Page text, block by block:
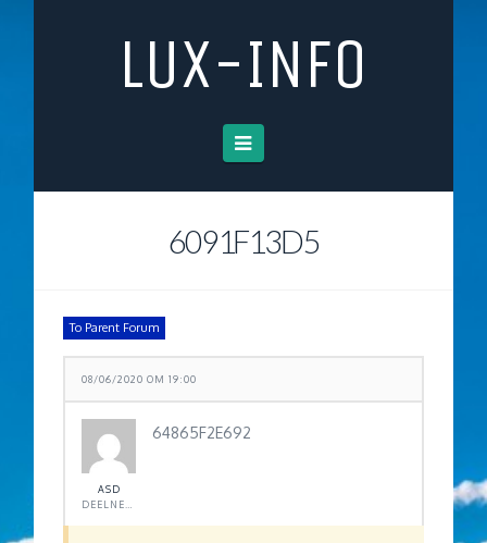
LUX-INFO
Navigation
6091F13D5
To Parent Forum
08/06/2020 OM 19:00
ASD
64865F2E692